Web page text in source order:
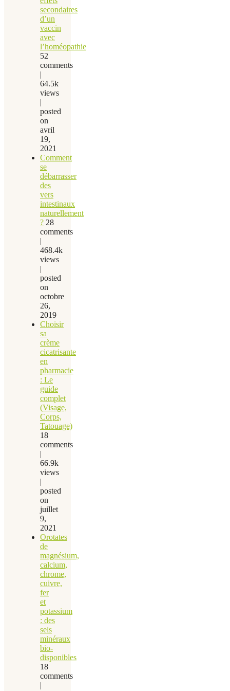
secondaires
d’un
vaccin
avec
l’homéopathie
52
comments
|
64.5k
views
|
posted
on
avril
19,
2021
Comment
se
débarrasser
des
vers
intestinaux
naturellement
? 28
comments
|
468.4k
views
|
posted
on
octobre
26,
2019
Choisir
sa
crème
cicatrisante
en
pharmacie
: Le
guide
complet
(Visage,
Corps,
Tatouage)
18
comments
|
66.9k
views
|
posted
on
juillet
9,
2021
Orotates
de
magnésium,
calcium,
chrome,
cuivre,
fer
et
potassium
: des
sels
minéraux
bio-
disponibles
18
comments
|